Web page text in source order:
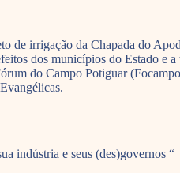
de irrigação da Chapada do
dos municípios do Estado e
do Campo Potiguar
indústria e seus (des)governos “